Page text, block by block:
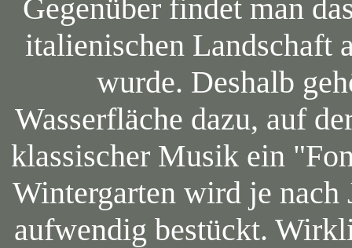
Gegenüber findet man
italienischen Landschaft
wurde. Deshalb
Wasserfläche dazu, auf
klassischer Musik ein
Wintergarten wird je nach
aufwendig bestückt.